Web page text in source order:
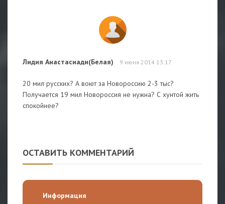
Лидия Анастасиади(Белая) 9 июня 2014 13:17
20 мил русских? А воют за Новороссию 2-3 тыс?
Получается 19 мил Новороссия не нужна? С хунтой жить
спокойнее?
ОСТАВИТЬ КОММЕНТАРИЙ
Информация